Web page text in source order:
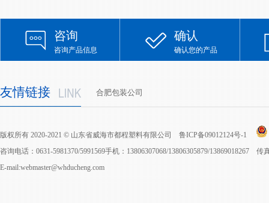
咨询
咨询产品信息
确认
确认您的产品
友情链接 合肥包装公司
版权所有 2020-2021 © 山东省威海市都程塑料有限公司 鲁ICP备09012124号-1
咨询电话：0631-5981370/5991569手机：13806307068/13806305879/13869018267
E-mail:webmaster@whducheng.com